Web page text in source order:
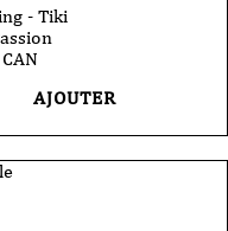
- Tiki
AJOUTER